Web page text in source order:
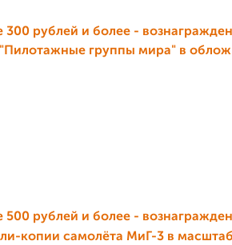
300 рублей и более -
группы мира" в
500 рублей и более -
копии самолёта МиГ-3 в